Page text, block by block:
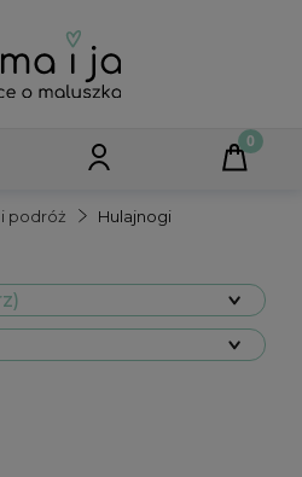
podróż Hulajnogi